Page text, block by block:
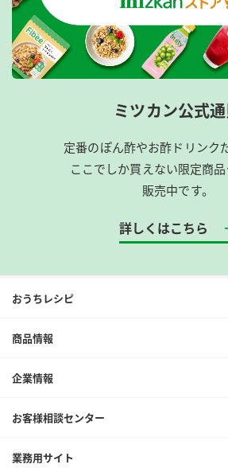
ミツカン公式
定番のぽん酢やお酢ドリンク
ここでしか買えない限定商
販売中です。
詳しくはこちら
おうちレシピ
商品情報
企業情報
お客様相談センター
業務用サイト